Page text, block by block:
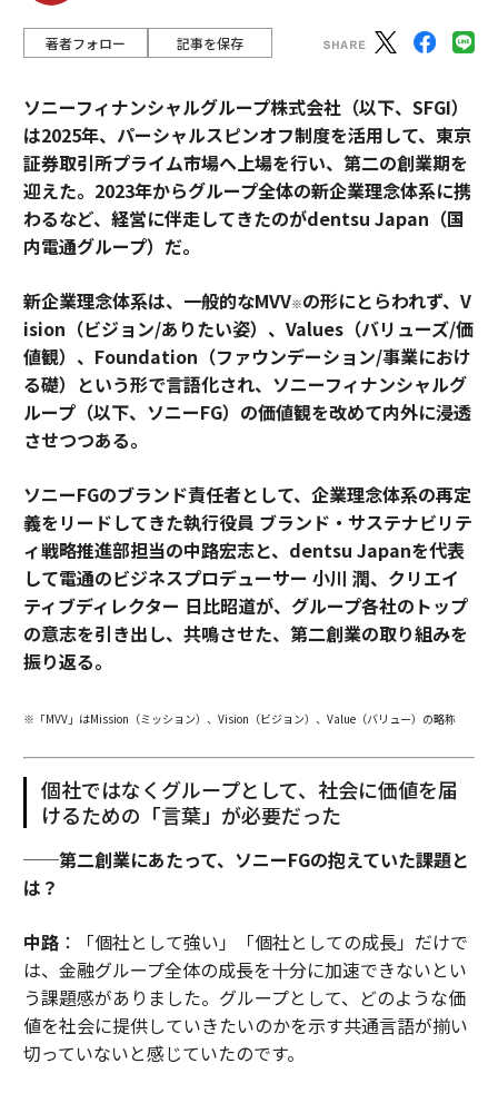
著者フォロー 記事を保存
ソニーフィナンシャルグループ株式会社（以下、SFGI）
は2025年、パーシャルスピンオフ制度を活用して、東京
証券取引所プライム市場へ上場を行い、第二の創業期を
迎えた。2023年からグループ全体の新企業理念体系に携
わるなど、経営に伴走してきたのがdentsu Japan（国
内電通グループ）だ。
新企業理念体系は、一般的なMVV※の形にとらわれず、V
ision（ビジョン/ありたい姿）、Values（バリューズ/価
値観）、Foundation（ファウンデーション/事業におけ
る礎）という形で言語化され、ソニーフィナンシャルグ
ループ（以下、ソニーFG）の価値観を改めて内外に浸透
させつつある。
ソニーFGのブランド責任者として、企業理念体系の再定
義をリードしてきた執行役員 ブランド・サステナビリテ
ィ戦略推進部担当の中路宏志と、dentsu Japanを代表
して電通のビジネスプロデューサー 小川 潤、クリエイ
ティブディレクター 日比昭道が、グループ各社のトップ
の意志を引き出し、共鳴させた、第二創業の取り組みを
振り返る。
※「MVV」はMission（ミッション）、Vision（ビジョン）、Value（バリュー）の略称
個社ではなくグループとして、社会に価値を届
けるための「言葉」が必要だった
──第二創業にあたって、ソニーFGの抱えていた課題と
は？
中路：「個社として強い」「個社としての成長」だけで
は、金融グループ全体の成長を十分に加速できないとい
う課題感がありました。グループとして、どのような価
値を社会に提供していきたいのかを示す共通言語が揃い
切っていないと感じていたのです。